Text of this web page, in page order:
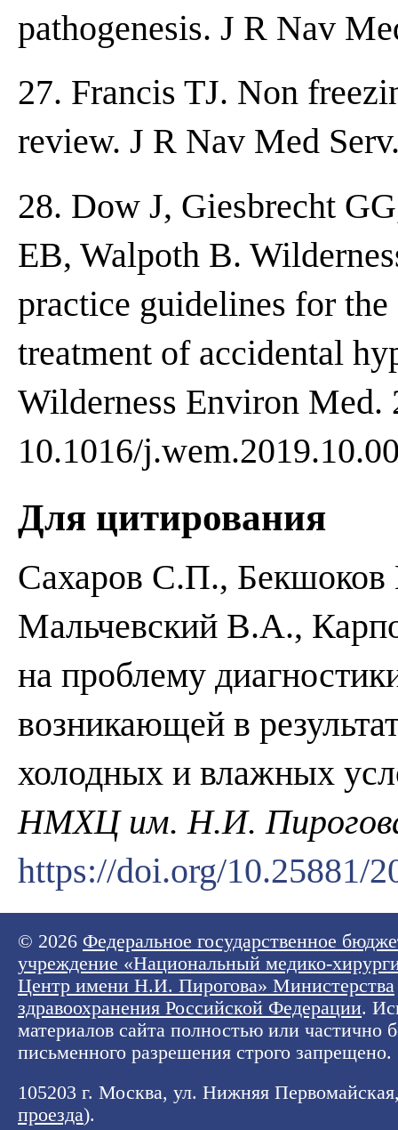
pathogenesis. J R Nav
27. Francis TJ. Non
review. J R Nav Med
28. Dow J, Giesbrecht
EB, Walpoth B.
practice guidelines for
treatment of accidental
Wilderness Environ Med.
10.1016/
Для цитирования
Сахаров С.П.,
Мальчевский В.А.,
на проблему
возникающей в
холодных и влажных
НМХЦ им. Н.И.
https://doi.org/10.25881/
© 2026 Федеральное государственное
учреждение «Национальный медико-
Центр имени Н.И. Пирогова» Министерства
здравоохранения Российской Федерации.
материалов сайта полностью или частично
письменного разрешения строго запрещено.
105203 г. Москва, ул. Нижняя
проезда).